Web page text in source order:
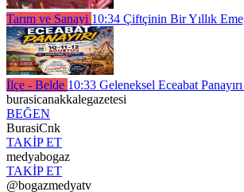
Tarım ve Sanayi 10:34 Çiftçinin Bir Yıllık
İlçe - Belde 10:33 Geleneksel Eceabat
burasicanakkalegazetesi
BEĞEN
BurasiCnk
TAKİP ET
medyabogaz
TAKİP ET
@bogazmedyatv